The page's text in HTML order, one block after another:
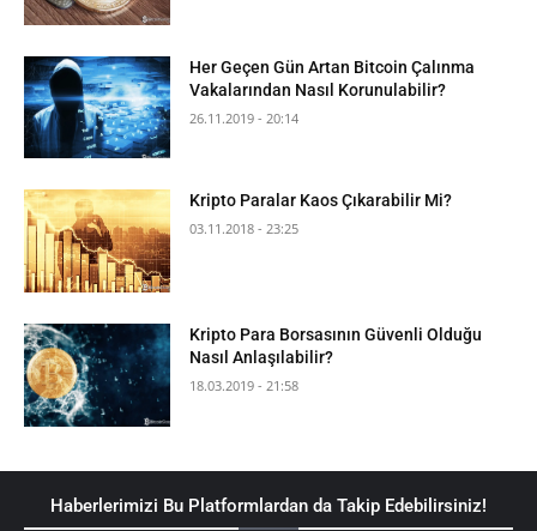
Her Geçen Gün Artan Bitcoin Çalınma
Vakalarından Nasıl Korunulabilir?
26.11.2019 - 20:14
Kripto Paralar Kaos Çıkarabilir Mi?
03.11.2018 - 23:25
Kripto Para Borsasının Güvenli Olduğu
Nasıl Anlaşılabilir?
18.03.2019 - 21:58
Haberlerimizi Bu Platformlardan da Takip Edebilirsiniz!